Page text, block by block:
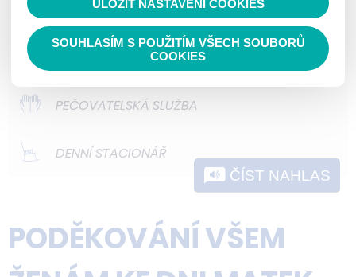
ODLEHČOVACÍ SLUŽBY
DOMOVY PRO OSOBY SE ZDRAVOTNÍM
POSTIŽENÍM
PEČOVATELSKÁ SLUŽBA
DENNÍ STACIONÁŘ
ČÍST NAHLAS
PODĚKOVÁNÍ VŠEM
nedokážeme zjistit navštívené odkazy,
prohlížené zboží apod.
ULOŽIT NASTAVENÍ COOKIES
SOUHLASÍM S POUŽITÍM VŠECH SOUBORŮ
COOKIES